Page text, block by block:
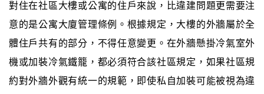
對住在社區大樓或公寓的住戶來說，比違建問題更需要注
意的是公寓大廈管理條例。根據規定，大樓的外牆屬於全
體住戶共有的部分，不得任意變更。在外牆懸掛冷氣室外
機或加裝冷氣鐵籠，都必須符合該社區規定，如果社區規
約對外牆外觀有統一的規範，即使私自加裝可能被視為違